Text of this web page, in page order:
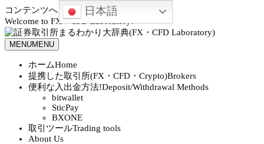
コンテンツへスキップ
Welcome to FX・CFD Laboratory!
MENUMENU
ホームHome
提携した取引所(FX・CFD・Crypto)Brokers
便利な入出金方法!Deposit/Withdrawal Methods
bitwallet
SticPay
BXONE
取引ツールTrading tools
About Us
日本語